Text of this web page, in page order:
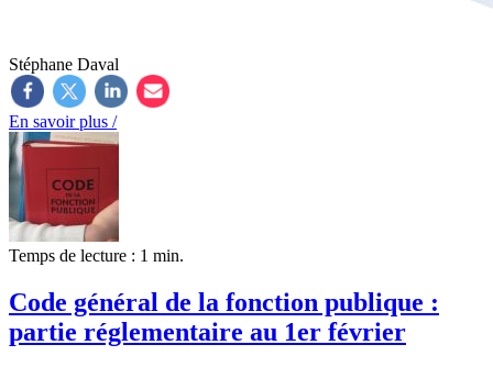
Stéphane Daval
En savoir plus /
Temps de lecture : 1 min.
Code général de la fonction publique :
partie réglementaire au 1er février